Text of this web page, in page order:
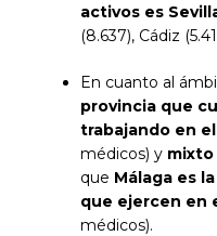
activos es
(8.637), Cádiz
En cuanto al
provincia que
trabajando en
médicos) y mixto
que Málaga es
que ejercen en
médicos).